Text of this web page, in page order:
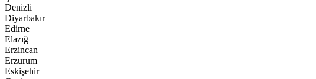
Denizli
Diyarbakır
Edirne
Elazığ
Erzincan
Erzurum
Eskişehir